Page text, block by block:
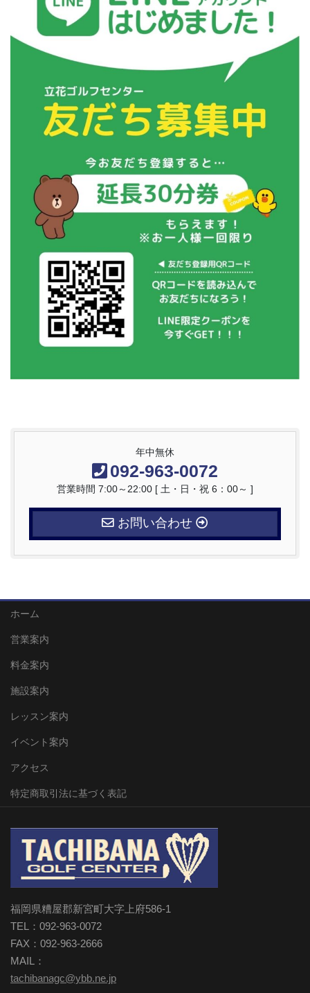
年中無休
092-963-0072
営業時間 7:00～22:00 [ 土・日・祝 6：00～ ]
お問い合わせ
ホーム
営業案内
料金案内
施設案内
レッスン案内
イベント案内
アクセス
特定商取引法に基づく表記
福岡県糟屋郡新宮町大字上府586-1
TEL：092-963-0072
FAX：092-963-2666
MAIL：
tachibanagc@ybb.ne.jp